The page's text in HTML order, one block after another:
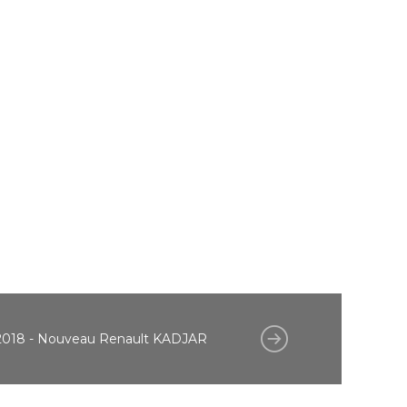
- Nouveau Renault KADJAR